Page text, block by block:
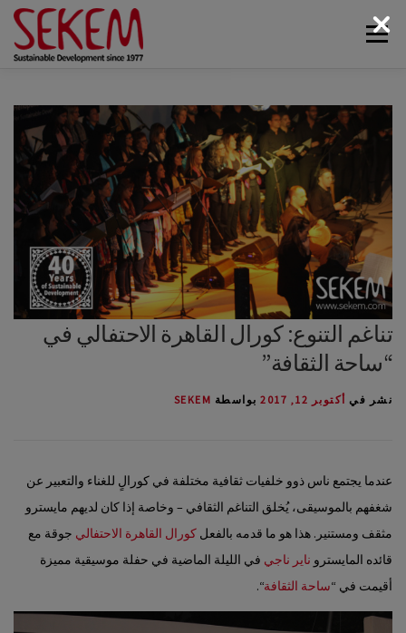
إلىالقائمة
اتصل بنا الوسائط أخبار سيكم البيئة
الحياة الثقافية الحياة الاجتماعية الاقتصاد
عن سيكم
تناغم التنوع: كورال القاهرة الاحتفالي في
“ساحة الثقافة”
نشر في أكتوبر 12, 2017 بواسطة SEKEM
عندما يجتمع ناس ذوو خلفيات ثقافية مختلفة في كورالٍ للغناء والتعبير عن
شغفهم بالموسيقى، يُخلق التناغم الثقافي – وخاصة إذا كان لديهم مايسترو
مثقف ومستنير. هذا هو ما قدمه بالفعل كورال القاهرة الاحتفالي جوقة مع
قائده المايسترو ناير ناجي في الليلة الماضية في حفلة موسيقية مميزة
أقيمت في “ساحة الثقافة“.